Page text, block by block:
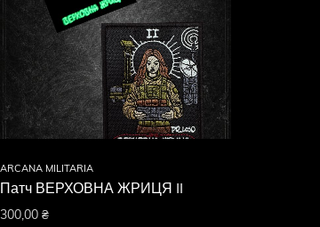
ARCANA MILITARIA
Патч ВЕРХОВНА ЖРИЦЯ II
300,00₴